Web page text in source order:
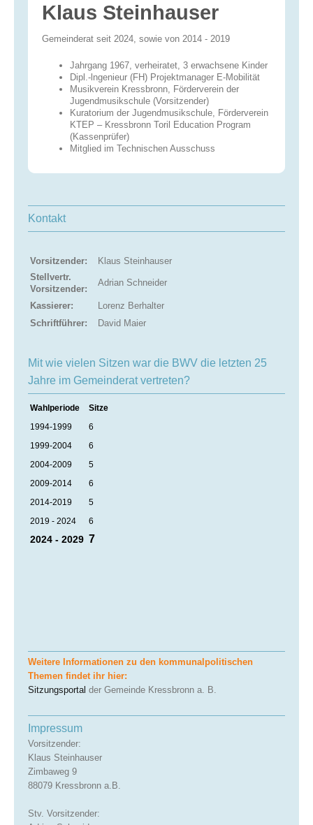
Klaus Steinhauser
Gemeinderat seit 2024, sowie von 2014 - 2019
Jahrgang 1967, verheiratet, 3 erwachsene Kinder
Dipl.-lngenieur (FH) Projekt­manager E-Mobilität
Musikverein Kressbronn, Förderverein der
Jugendmusikschule (Vorsitzender)
Kuratorium der Jugendmusikschule, Förderverein
KTEP – Kressbronn Toril Education Program
(Kassenprüfer)
Mitglied im Technischen Ausschuss
Kontakt
Vorsitzender:
Klaus Steinhauser
Stellvertr.
Vorsitzender:
Adrian Schneider
Kassierer:
Lorenz Berhalter
Schriftführer:
David Maier
Mit wie vielen Sitzen war die BWV die letzten 25
Jahre im Gemeinderat vertreten?
Wahlperiode
Sitze
1994-1999
6
1999-2004
6
2004-2009
5
2009-2014
6
2014-2019
5
2019 - 2024
6
2024 - 2029 7
Weitere Informationen zu den kommunalpolitischen
Themen findet ihr hier:
Sitzungsportal der Gemeinde Kressbronn a. B.
Impressum
Vorsitzender:
Klaus Steinhauser
Zimbaweg 9
88079 Kressbronn a.B.
Stv. Vorsitzender: